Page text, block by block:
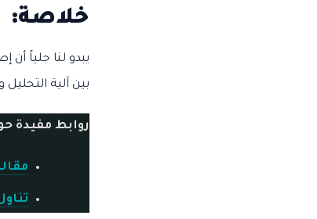
خلاصة:
يبدو لنا جلياً
بين آلية
روابط مفيدة